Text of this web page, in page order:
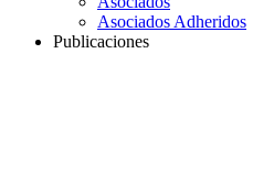
Asociados Adheridos
Publicaciones